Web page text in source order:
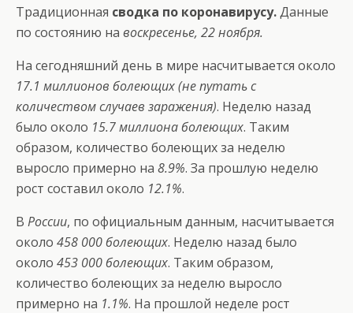
Традиционная сводка по коронавирусу.Данные
по состоянию на воскресенье, 22 ноября.
На сегодняшний день в мире насчитывается около
17.1 миллионов болеющих (не путать с
количеством случаев заражения). Неделю назад
было около 15.7 миллиона болеющих. Таким
образом, количество болеющих за неделю
выросло примерно на 8.9%. За прошлую неделю
рост составил около 12.1%.
В России, по официальным данным, насчитывается
около 458 000 болеющих. Неделю назад было
около 453 000 болеющих. Таким образом,
количество болеющих за неделю выросло
примерно на 1.1%. На прошлой неделе рост